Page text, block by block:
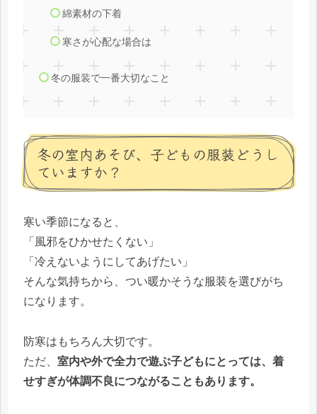
綿素材の下着
寒さが心配な場合は
冬の服装で一番大切なこと
冬の室内あそび、子どもの服装どうし
ていますか？
寒い季節になると、
「風邪をひかせたくない」
「冷えないようにしてあげたい」
そんな気持ちから、つい暖かそうな服装を選びがち
になります。
防寒はもちろん大切です。
ただ、 室内や外で全力で遊ぶ子どもにとっては、着
せすぎが体調不良につながることもあります。